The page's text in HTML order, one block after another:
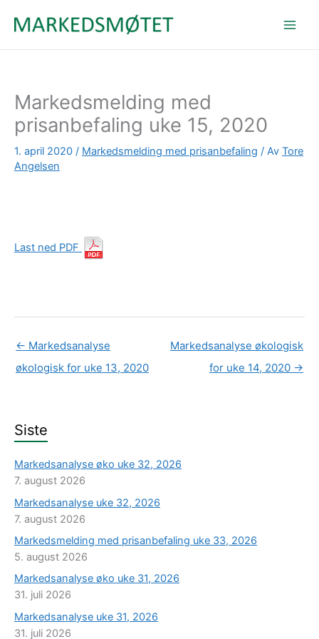
Markedsmelding med
prisanbefaling uke 15, 2020
1. april 2020 / Markedsmelding med prisanbefaling / Av Tore
Angelsen
Last ned PDF
← Markedsanalyse
økologisk for uke 13, 2020
Markedsanalyse økologisk
for uke 14, 2020 →
Siste
Markedsanalyse øko uke 32, 2026
7. august 2026
Markedsanalyse uke 32, 2026
7. august 2026
Markedsmelding med prisanbefaling uke 33, 2026
5. august 2026
Markedsanalyse øko uke 31, 2026
31. juli 2026
Markedsanalyse uke 31, 2026
31. juli 2026